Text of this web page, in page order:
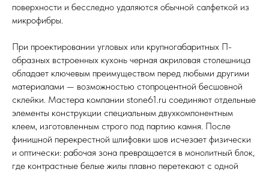
поверхности и бесследно удаляются обычной салфеткой из
микрофибры.
При проектировании угловых или крупногабаритных П-
образных встроенных кухонь черная акриловая столешница
обладает ключевым преимуществом перед любыми другими
материалами — возможностью стопроцентной бесшовной
склейки. Мастера компании stone61.ru соединяют отдельные
элементы конструкции специальным двухкомпонентным
клеем, изготовленным строго под партию камня. После
финишной перекрестной шлифовки шов исчезает физически
и оптически: рабочая зона превращается в монолитный блок,
где контрастные белые жилы плавно перетекают с одной